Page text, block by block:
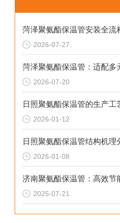
菏泽聚氨酯保温管安装全流
2026-07-27
2026-07-20
2026-01-12
日照聚氨酯保温管结构机理
2026-01-08
2025-07-21